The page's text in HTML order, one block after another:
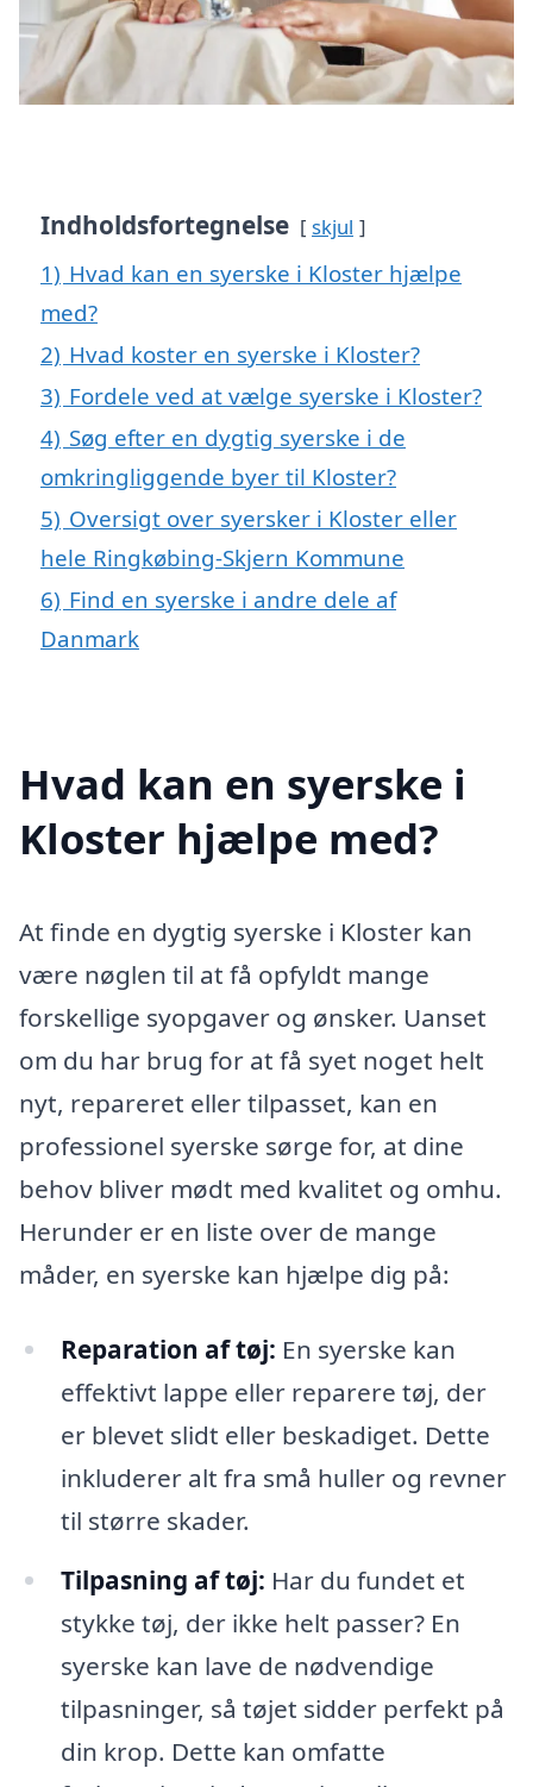
Indholdsfortegnelse skjul
1) Hvad kan en syerske i Kloster hjælpe
med?
2) Hvad koster en syerske i Kloster?
3) Fordele ved at vælge syerske i Kloster?
4) Søg efter en dygtig syerske i de
omkringliggende byer til Kloster?
5) Oversigt over syersker i Kloster eller
hele Ringkøbing-Skjern Kommune
6) Find en syerske i andre dele af
Danmark
Hvad kan en syerske i
Kloster hjælpe med?
At finde en dygtig syerske i Kloster kan
være nøglen til at få opfyldt mange
forskellige syopgaver og ønsker. Uanset
om du har brug for at få syet noget helt
nyt, repareret eller tilpasset, kan en
professionel syerske sørge for, at dine
behov bliver mødt med kvalitet og omhu.
Herunder er en liste over de mange
måder, en syerske kan hjælpe dig på:
Reparation af tøj: En syerske kan
effektivt lappe eller reparere tøj, der
er blevet slidt eller beskadiget. Dette
inkluderer alt fra små huller og revner
til større skader.
Tilpasning af tøj: Har du fundet et
stykke tøj, der ikke helt passer? En
syerske kan lave de nødvendige
tilpasninger, så tøjet sidder perfekt på
din krop. Dette kan omfatte